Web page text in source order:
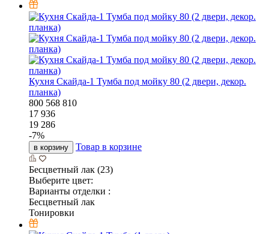
Кухня Скайда-1 Тумба под мойку 80 (2 двери, декор.
планка)
800 568 810
17 936
19 286
-7%
в корзину Товар в корзине
Бесцветный лак (23)
Выберите цвет:
Варианты отделки :
Бесцветный лак
Тонировки